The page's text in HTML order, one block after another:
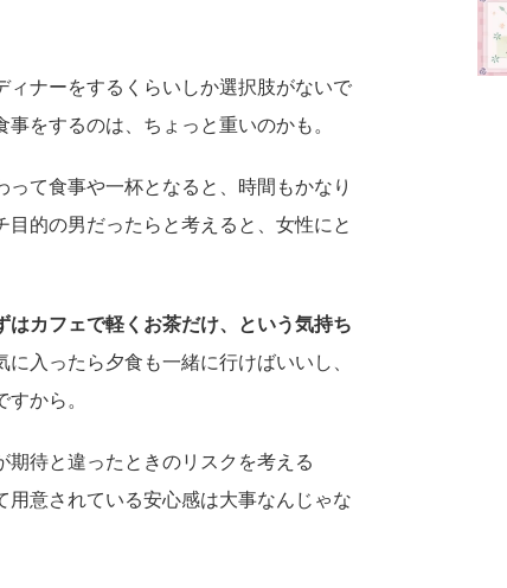
ィナーをするくらいしか選択肢がないで
をするのは、ちょっと重いのかも。
って食事や一杯となると、時間もかなり
的の男だったらと考えると、女性にと
はカフェで軽くお茶だけ、という気持ち
入ったら夕食も一緒に行けばいいし、
から。
期待と違ったときのリスクを考える
用意されている安心感は大事なんじゃな